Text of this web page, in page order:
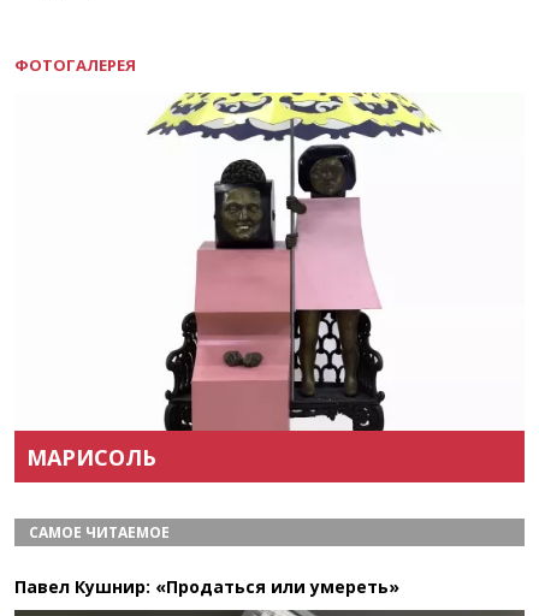
ФОТОГАЛЕРЕЯ
МАРИСОЛЬ
САМОЕ ЧИТАЕМОЕ
Павел Кушнир: «Продаться или умереть»